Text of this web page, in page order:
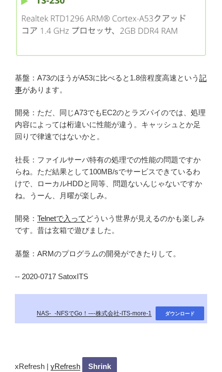
基盤：A73のほうがA53に比べると1.8倍程度高速という 記
事があります。
開発：ただ、同じA73でもEC2のとラズパイのでは、処理
内容によっては桁違いに性能が違う。キャッシュとか足
回りで律速ではないかと。
社長：ファイルサーバ特有の処理での性能の問題ですか
らね。ただ結果として100MB/sでサービスできているわ
けで、ローカルHDDと同等、問題ないんじゃないですか
ね。うーん、月曜が楽しみ。
開発： Telnetで入って どういう世界が見えるのかも楽しみ
です。昔は玄箱で遊びました。
基盤：ARMのプログラムの開発ができたりして。
-- 2020-0717 SatoxITS
NAS-_-NFSでGo！-–-株式会社-ITS-more-1 ダウンロード
xRefresh | yRefresh